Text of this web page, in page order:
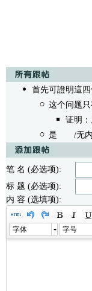
首先可證明這
这个问题只
证明
是 /无内
笔 名 (必选项):
标 题 (必选项):
内 容 (选填项):
字体 字号